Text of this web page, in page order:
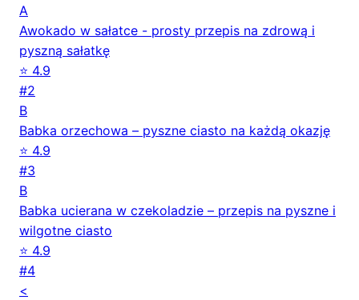
A
Awokado w sałatce - prosty przepis na zdrową i
pyszną sałatkę
⭐ 4.9
#2
B
Babka orzechowa – pyszne ciasto na każdą okazję
⭐ 4.9
#3
B
Babka ucierana w czekoladzie – przepis na pyszne i
wilgotne ciasto
⭐ 4.9
#4
<